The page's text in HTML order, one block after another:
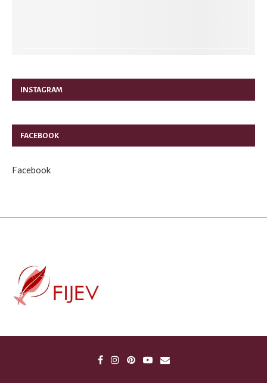
INSTAGRAM
FACEBOOK
Facebook